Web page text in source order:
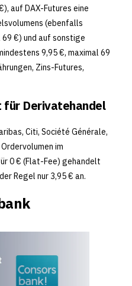
auf DAX-Futures eine
(ebenfalls
69 €) und auf sonstige
9,95 €, maximal 69
Zins-Futures,
Derivatehandel
Citi, Société Générale,
im
0 € (Flat-Fee) gehandelt
Regel nur 3,95 € an.